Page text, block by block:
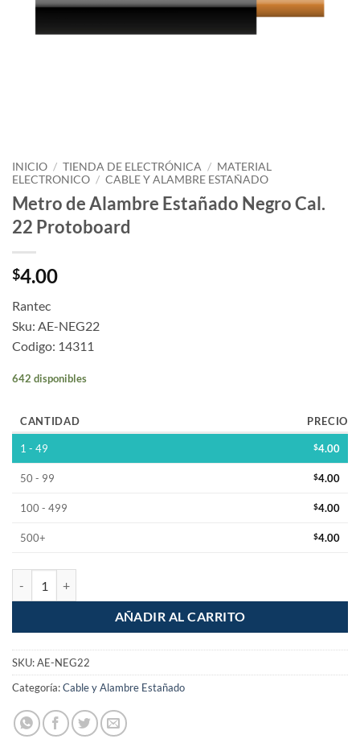
INICIO / TIENDA DE ELECTRÓNICA / MATERIAL
ELECTRONICO / CABLE Y ALAMBRE ESTAÑADO
Metro de Alambre Estañado Negro Cal.
22 Protoboard
$4.00
Rantec
Sku: AE-NEG22
Codigo: 14311
642 disponibles
CANTIDAD PRECIO
1 - 49 $4.00
50 - 99 $4.00
100 - 499 $4.00
500+ $4.00
AÑADIR AL CARRITO
SKU:AE-NEG22
Categoría:Cable y Alambre Estañado